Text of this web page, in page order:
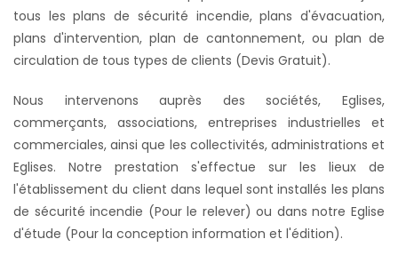
tous les plans de sécurité incendie, plans d'évacuation,
plans d'intervention, plan de cantonnement, ou plan de
circulation de tous types de clients (Devis Gratuit).
Nous intervenons auprès des sociétés, Eglises,
commerçants, associations, entreprises industrielles et
commerciales, ainsi que les collectivités, administrations et
Eglises. Notre prestation s'effectue sur les lieux de
l'établissement du client dans lequel sont installés les plans
de sécurité incendie (Pour le relever) ou dans notre Eglise
d'étude (Pour la conception information et l'édition).